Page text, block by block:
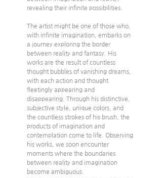
revealing their infinite possibilities.
The artist might be one of those who,
with infinite imagination, embarks on
a journey exploring the border
between reality and fantasy. His
works are the result of countless
thought bubbles of vanishing dreams,
with each action and thought
fleetingly appearing and
disappearing. Through his distinctive,
subjective style, unique colors, and
the countless strokes of his brush, the
products of imagination and
contemplation come to life. Observing
his works, we soon encounter
moments where the boundaries
between reality and imagination
become ambiguous.